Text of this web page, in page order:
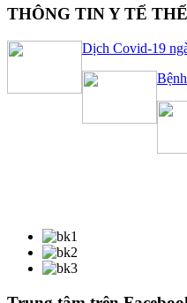
THÔNG TIN Y TẾ
Dịch Covid-19